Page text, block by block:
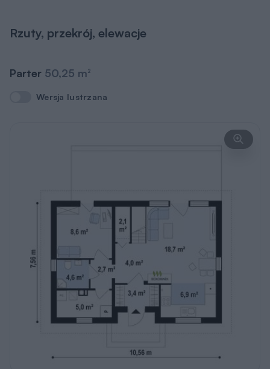
Rzuty, przekrój, elewacje
Parter 50,25 m2
Wersja lustrzana
Wersja lustrzana